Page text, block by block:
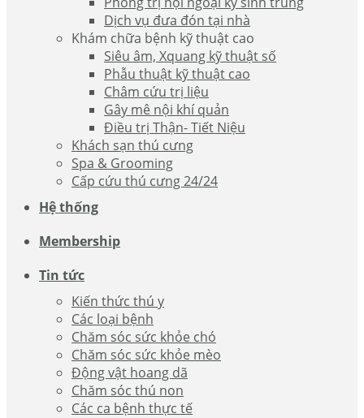
Dịch vụ đưa đón tại nhà
Khám chữa bệnh kỹ thuật cao
Siêu âm, Xquang kỹ thuật số
Phẫu thuật kỹ thuật cao
Châm cứu trị liệu
Gây mê nội khí quản
Điều trị Thận- Tiết Niệu
Khách sạn thú cưng
Spa & Grooming
Cấp cứu thú cưng 24/24
Hệ thống
Membership
Tin tức
Kiến thức thú y
Các loại bệnh
Chăm sóc sức khỏe chó
Chăm sóc sức khỏe mèo
Động vật hoang dã
Chăm sóc thú non
Các ca bệnh thực tế